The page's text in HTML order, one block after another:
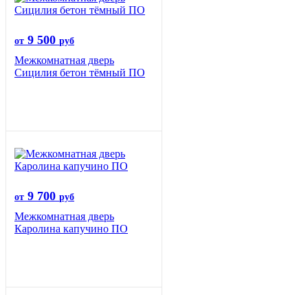
от 9 500 руб
Межкомнатная дверь
Сицилия бетон тёмный ПО
от 9 700 руб
Межкомнатная дверь
Каролина капучино ПО